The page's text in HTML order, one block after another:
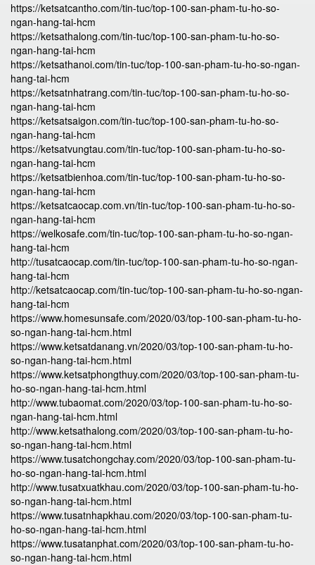
https://ketsatcantho.com/tin-tuc/top-100-san-pham-tu-ho-so-
ngan-hang-tai-hcm
https://ketsathalong.com/tin-tuc/top-100-san-pham-tu-ho-so-
ngan-hang-tai-hcm
https://ketsathanoi.com/tin-tuc/top-100-san-pham-tu-ho-so-ngan-
hang-tai-hcm
https://ketsatnhatrang.com/tin-tuc/top-100-san-pham-tu-ho-so-
ngan-hang-tai-hcm
https://ketsatsaigon.com/tin-tuc/top-100-san-pham-tu-ho-so-
ngan-hang-tai-hcm
https://ketsatvungtau.com/tin-tuc/top-100-san-pham-tu-ho-so-
ngan-hang-tai-hcm
https://ketsatbienhoa.com/tin-tuc/top-100-san-pham-tu-ho-so-
ngan-hang-tai-hcm
https://ketsatcaocap.com.vn/tin-tuc/top-100-san-pham-tu-ho-so-
ngan-hang-tai-hcm
https://welkosafe.com/tin-tuc/top-100-san-pham-tu-ho-so-ngan-
hang-tai-hcm
http://tusatcaocap.com/tin-tuc/top-100-san-pham-tu-ho-so-ngan-
hang-tai-hcm
http://ketsatcaocap.com/tin-tuc/top-100-san-pham-tu-ho-so-ngan-
hang-tai-hcm
https://www.homesunsafe.com/2020/03/top-100-san-pham-tu-ho-
so-ngan-hang-tai-hcm.html
https://www.ketsatdanang.vn/2020/03/top-100-san-pham-tu-ho-
so-ngan-hang-tai-hcm.html
https://www.ketsatphongthuy.com/2020/03/top-100-san-pham-tu-
ho-so-ngan-hang-tai-hcm.html
http://www.tubaomat.com/2020/03/top-100-san-pham-tu-ho-so-
ngan-hang-tai-hcm.html
http://www.ketsathalong.com/2020/03/top-100-san-pham-tu-ho-
so-ngan-hang-tai-hcm.html
https://www.tusatchongchay.com/2020/03/top-100-san-pham-tu-
ho-so-ngan-hang-tai-hcm.html
http://www.tusatxuatkhau.com/2020/03/top-100-san-pham-tu-ho-
so-ngan-hang-tai-hcm.html
https://www.tusatnhapkhau.com/2020/03/top-100-san-pham-tu-
ho-so-ngan-hang-tai-hcm.html
https://www.tusatanphat.com/2020/03/top-100-san-pham-tu-ho-
so-ngan-hang-tai-hcm.html